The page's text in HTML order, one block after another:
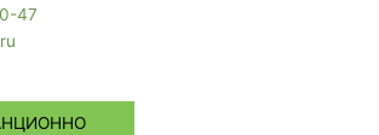
47